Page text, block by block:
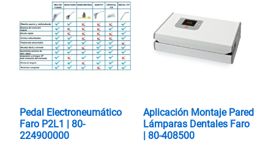
Pedal Electroneumático
Faro P2L1 | 80-
224900000
Aplicación Montaje Pared
Lámparas Dentales Faro
| 80-408500